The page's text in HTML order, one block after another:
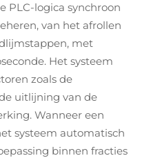
PLC-logica synchroon
van het afrollen
met
Het systeem
zoals de
uitlijning van de
Wanneer een
systeem automatisch
binnen fracties